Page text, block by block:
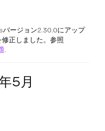
ージョン2.30.0にアップ
正しました。参照
.
5月